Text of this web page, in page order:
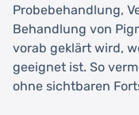
Probebehandlung,
Behandlung von
vorab geklärt wird,
geeignet ist. So
ohne sichtbaren